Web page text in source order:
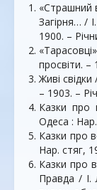
«Страшний
Загірня… /
1900. –
просвіти. –
Живі
– 1903. –
Казки про
Одеса :
Казки про
Нар. стяг,
Казки про
Правда / І.